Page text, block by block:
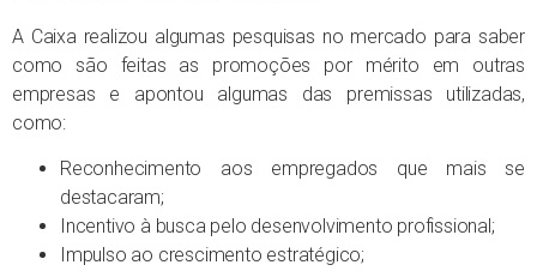
A Caixa realizou algumas pesquisas no mercado para saber
como são feitas as promoções por mérito em outras
empresas e apontou algumas das premissas utilizadas,
como:
Reconhecimento aos empregados que mais se
destacaram;
Incentivo à busca pelo desenvolvimento profissional;
Impulso ao crescimento estratégico;